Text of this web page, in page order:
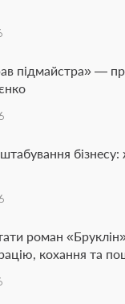
підмайстра» —
роман
кохання та